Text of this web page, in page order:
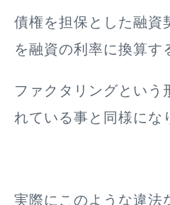
債権を担保とした融資
を融資の利率に換算す
ファクタリングという
れている事と同様にな
実際にこのような違法